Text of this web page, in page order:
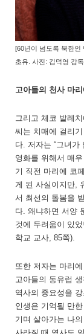
[60년이 넘도록 북한인
초유 . 사진: 김덕영 감
고아들의 천사 마
그리고 체코 발레
씨는 치매에 걸리
다. 저자는 “그녀
영화를 위해서 매
기 직전 마리에 코
게 된 사실이지만,
서 최선의 돌봄을
다. 왜냐하면 서양
것에 두려움이 있
학교 교사, 85쪽).
또한 저자는 마리
고아들의 동유럽
역사의 중요성을
인생은 기억될 만
기며 살아가는 나